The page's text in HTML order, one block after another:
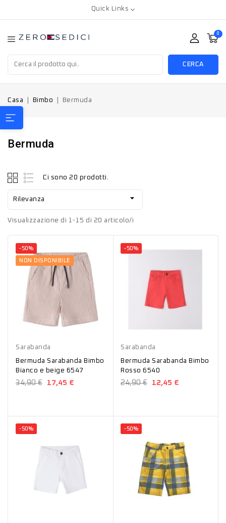
Quick Links
0
CERCA
Casa Bimbo Bermuda
Bermuda
Ci sono 20 prodotti.
Rilevanza 
Visualizzazione di 1-15 di 20 articolo/i
-50%
NON DISPONIBILE
Sarabanda
Bermuda Sarabanda Bimbo
Bianco e beige 6547
34,90 € 17,45 €
-50%
Sarabanda
Bermuda Sarabanda Bimbo
Rosso 6540
24,90 € 12,45 €
-50% -50%